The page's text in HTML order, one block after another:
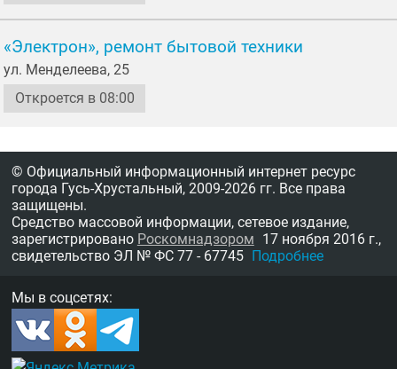
«Электрон», ремонт бытовой техники
ул. Менделеева, 25
Откроется в 08:00
© Официальный информационный интернет ресурс
города Гусь-Хрустальный, 2009-2026 гг. Все права
защищены.
Средство массовой информации, сетевое издание,
зарегистрировано Роскомнадзором 17 ноября 2016 г.,
свидетельство ЭЛ № ФС 77 - 67745 Подробнее
Мы в соцсетях: